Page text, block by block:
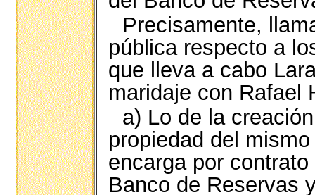
Precisamente,
pública respecto a
que lleva a cabo
maridaje con Rafael
a) Lo de la
propiedad del
encarga por
Banco de Reservas